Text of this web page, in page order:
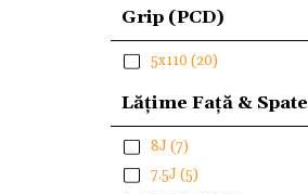
Grip (PCD)
5x110 (20)
Lățime Față & Spate
8J (7)
7.5J (5)